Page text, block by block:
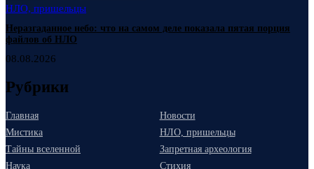
НЛО, пришельцы
Неразгаданное небо: что на самом деле показала пятая порция
файлов об НЛО
08.08.2026
Рубрики
Главная
Новости
Мистика
НЛО, пришельцы
Тайны вселенной
Запретная археология
Наука
Стихия